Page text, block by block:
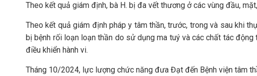
Theo kết quả giám định, bà H. bị đa vết thương ở các vùng đầu,
Theo kết quả giám định pháp y tâm thần, trước, trong và sau khi
bị bệnh rối loạn loạn thần do sử dụng ma tuý và các chất tác
điều khiển hành vi.
Tháng 10/2024, lực lượng chức năng đưa Đạt đến Bệnh viện tâm